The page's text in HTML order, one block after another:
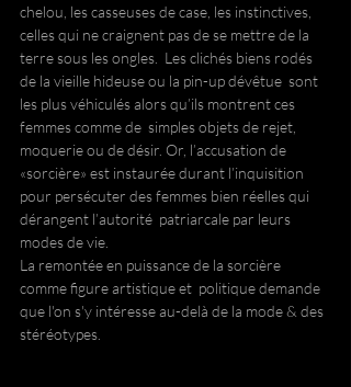
chelou, les casseuses de case, les instinctives,
celles qui ne craignent pas de se mettre de la
terre sous les ongles.  Les clichés biens rodés
de la vieille hideuse ou la pin-up dévêtue  sont
les plus véhiculés alors qu’ils montrent ces
femmes comme de  simples objets de rejet,
moquerie ou de désir. Or, l’accusation de
«sorcière» est instaurée durant l’inquisition
pour persécuter des femmes bien réelles qui
dérangent l’autorité  patriarcale par leurs
modes de vie.
La remontée en puissance de la sorcière
comme figure artistique et  politique demande
que l'on s'y intéresse au-delà de la mode & des
stéréotypes.